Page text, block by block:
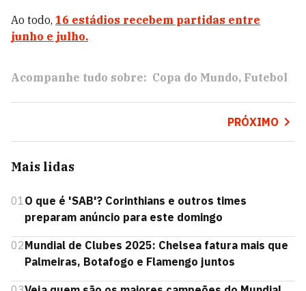
Ao todo, 16 estádios recebem partidas entre
junho e julho.
Acompanhe tudo sobre: Copa do Mundo Futebol
PRÓXIMO
Mais lidas
01O que é 'SAB'? Corinthians e outros times
preparam anúncio para este domingo
02Mundial de Clubes 2025: Chelsea fatura mais que
Palmeiras, Botafogo e Flamengo juntos